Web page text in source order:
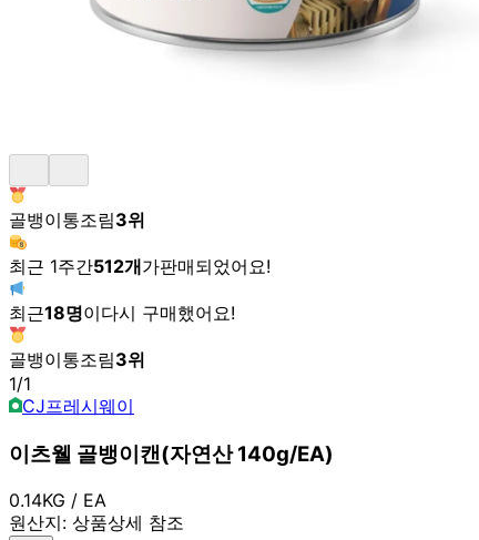
골뱅이통조림3위
최근 1주간512개가판매되었어요!
최근18명이다시 구매했어요!
골뱅이통조림3위
1/1
CJ프레시웨이
이츠웰 골뱅이캔(자연산 140g/EA)
0.14KG / EA
원산지: 상품상세 참조